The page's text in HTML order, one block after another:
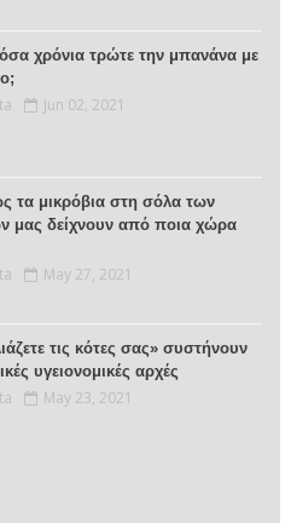
χρόνια τρώτε την μπανάνα με
Jun 02, 2021
τα μικρόβια στη σόλα των
μας δείχνουν από ποια χώρα
May 27, 2021
τις κότες σας» συστήνουν
υγειονομικές αρχές
May 23, 2021